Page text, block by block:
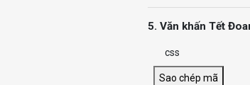
5. Văn khấn Tết
css
Sao chép mã